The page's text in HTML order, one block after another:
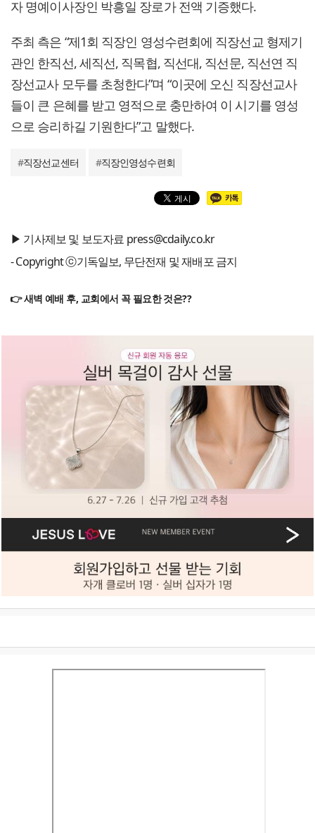
자 명예이사장인 박흥일 장로가 전액 기증했다.
주최 측은 “제1회 직장인 영성수련회에 직장선교 형제기
관인 한직선, 세직선, 직목협, 직선대, 직선문, 직선연 직
장선교사 모두를 초청한다”며 “이곳에 오신 직장선교사
들이 큰 은혜를 받고 영적으로 충만하여 이 시기를 영성
으로 승리하길 기원한다”고 말했다.
#직장선교센터 #직장인영성수련회
▶ 기사제보 및 보도자료 press@cdaily.co.kr
- Copyright ⓒ기독일보, 무단전재 및 재배포 금지
👉 새벽 예배 후, 교회에서 꼭 필요한 것은??